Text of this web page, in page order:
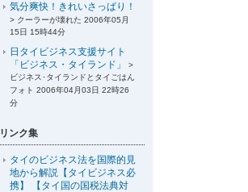
気分爽快！きれいさっぱり！
> クーラーが壊れた 2006年05月
15日 15時44分
日タイビジネス支援サイト
「ビジネス・タイランド」
>
ビジネス･タイランドとタイごはん
フォト 2006年04月03日 22時26
分
リンク集
タイのビジネス法を国際的見
地から解説【タイビジネス必
携】 【タイ国の国税法典対